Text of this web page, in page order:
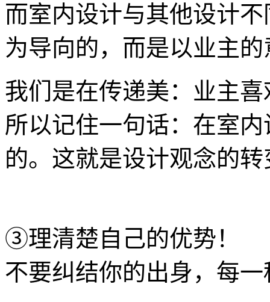
而室内设计与其他设计
为导向的，而是以业主
我们是在传递美：业主
所以记住一句话：在室
的。这就是设计观念的转
③理清楚自己的优势！
不要纠结你的出身，每